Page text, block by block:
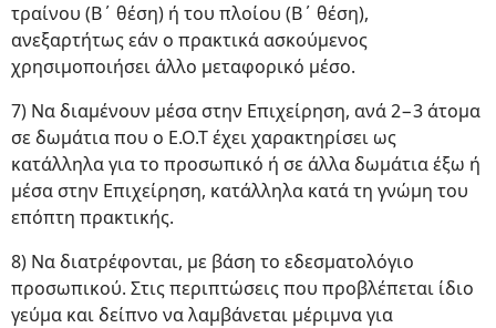
τραίνου (Β΄ θέση) ή του πλοίου (Β΄ θέση),
ανεξαρτήτως εάν ο πρακτικά ασκούμενος
χρησιμοποιήσει άλλο μεταφορικό μέσο.
7) Να διαμένουν μέσα στην Επιχείρηση, ανά 2−3 άτομα
σε δωμάτια που ο Ε.Ο.Τ έχει χαρακτηρίσει ως
κατάλληλα για το προσωπικό ή σε άλλα δωμάτια έξω ή
μέσα στην Επιχείρηση, κατάλληλα κατά τη γνώμη του
επόπτη πρακτικής.
8) Να διατρέφονται, με βάση το εδεσματολόγιο
προσωπικού. Στις περιπτώσεις που προβλέπεται ίδιο
γεύμα και δείπνο να λαμβάνεται μέριμνα για